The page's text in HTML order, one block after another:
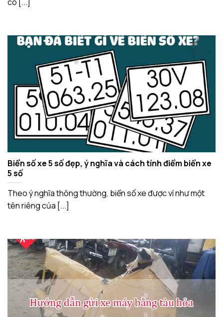
Biển số xe 5 số đẹp, ý nghĩa và cách tính điểm biển xe
5 số
Theo ý nghĩa thông thường, biển số xe được ví như một
tên riêng của [...]